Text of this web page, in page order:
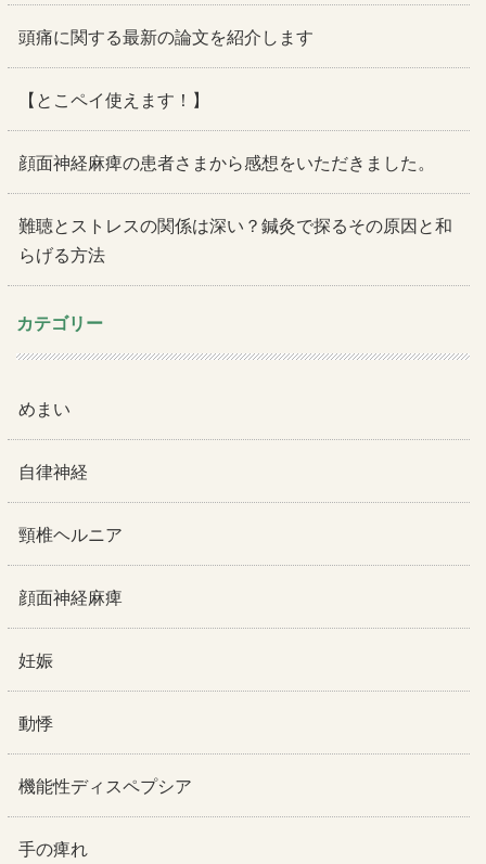
頭痛に関する最新の論文を紹介します
【とこペイ使えます！】
顔面神経麻痺の患者さまから感想をいただきました。
難聴とストレスの関係は深い？鍼灸で探るその原因と和
らげる方法
カテゴリー
めまい
自律神経
頸椎ヘルニア
顔面神経麻痺
妊娠
動悸
機能性ディスペプシア
手の痺れ